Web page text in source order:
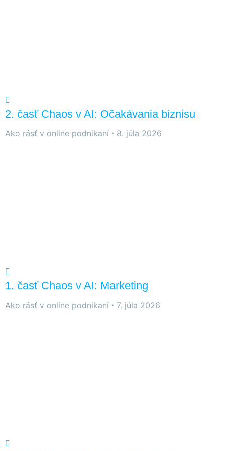
2. časť Chaos v AI: Očakávania biznisu
Ako rásť v online podnikaní 8. júla 2026
1. časť Chaos v AI: Marketing
Ako rásť v online podnikaní 7. júla 2026